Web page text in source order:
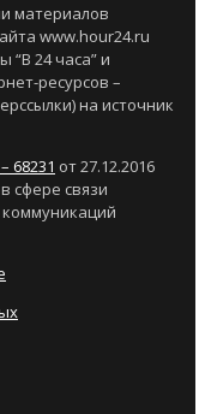
материалов
www.hour24.ru
24 часа” и
ресурсов –
на источник
68231 от 27.12.2016
сфере связи